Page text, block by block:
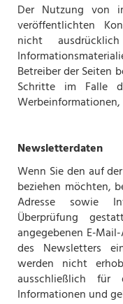
Der Nutzung von
veröffentlichten
nicht
Betreiber der Seiten
Schritte im Falle
Newsletterdaten
Wenn Sie den auf
beziehen möchten,
Adresse sowie
Überprüfung
angegebenen
des Newsletters
werden nicht
ausschließlich für
Informationen und